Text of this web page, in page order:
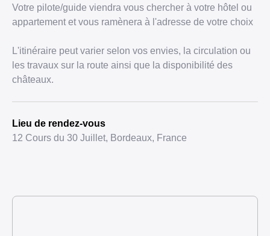
Votre pilote/guide viendra vous chercher à votre hôtel ou
appartement et vous ramènera à l'adresse de votre choix
L'itinéraire peut varier selon vos envies, la circulation ou
les travaux sur la route ainsi que la disponibilité des
châteaux.
Lieu de rendez-vous
12 Cours du 30 Juillet, Bordeaux, France